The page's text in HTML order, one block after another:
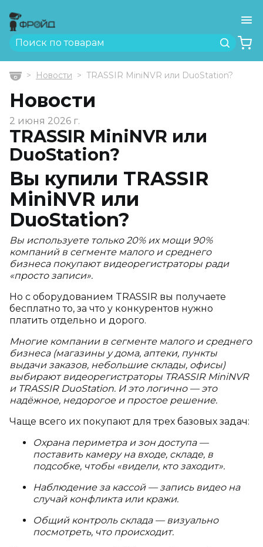
Найти
ГлавнаяНовости TRASSIR MiniNVR или DuoStation?
Новости
2 июня 2026 г.
TRASSIR MiniNVR или
DuoStation?
Вы купили TRASSIR
MiniNVR или
DuoStation?
Вы используете только 20% их мощи 90%
компаний в сегменте малого и среднего
бизнеса покупают видеорегистраторы ради
«просто записи».
Но с оборудованием TRASSIR вы получаете
бесплатно то, за что у конкурентов нужно
платить отдельно и дорого.
Многие компании в сегменте малого и среднего
бизнеса (магазины у дома, аптеки, пункты
выдачи заказов, небольшие склады, офисы)
выбирают видеорегистраторы TRASSIR MiniNVR
и TRASSIR DuoStation. И это логично — это
надёжное, недорогое и простое решение.
Чаще всего их покупают для трех базовых задач:
Охрана периметра и зон доступа —
поставить камеру на входе, складе, в
подсобке, чтобы «видели, кто заходит».
Наблюдение за кассой — запись видео на
случай конфликта или кражи.
Общий контроль склада — визуально
посмотреть, что происходит.